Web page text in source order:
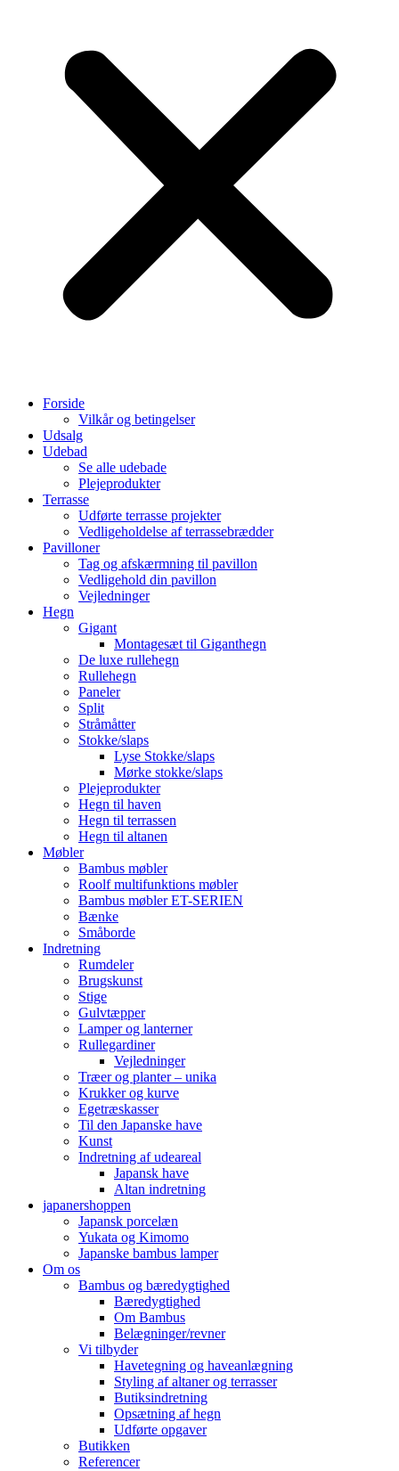
Forside
Vilkår og betingelser
Udsalg
Udebad
Se alle udebade
Plejeprodukter
Terrasse
Udførte terrasse projekter
Vedligeholdelse af terrassebrædder
Pavilloner
Tag og afskærmning til pavillon
Vedligehold din pavillon
Vejledninger
Hegn
Gigant
Montagesæt til Giganthegn
De luxe rullehegn
Rullehegn
Paneler
Split
Stråmåtter
Stokke/slaps
Lyse Stokke/slaps
Mørke stokke/slaps
Plejeprodukter
Hegn til haven
Hegn til terrassen
Hegn til altanen
Møbler
Bambus møbler
Roolf multifunktions møbler
Bambus møbler ET-SERIEN
Bænke
Småborde
Indretning
Rumdeler
Brugskunst
Stige
Gulvtæpper
Lamper og lanterner
Rullegardiner
Vejledninger
Træer og planter – unika
Krukker og kurve
Egetræskasser
Til den Japanske have
Kunst
Indretning af udeareal
Japansk have
Altan indretning
japanershoppen
Japansk porcelæn
Yukata og Kimomo
Japanske bambus lamper
Om os
Bambus og bæredygtighed
Bæredygtighed
Om Bambus
Belægninger/revner
Vi tilbyder
Havetegning og haveanlægning
Styling af altaner og terrasser
Butiksindretning
Opsætning af hegn
Udførte opgaver
Butikken
Referencer